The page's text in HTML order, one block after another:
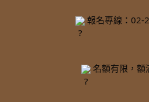
報名專線：02-
名額有限，額